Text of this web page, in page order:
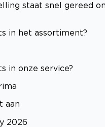
staat snel gereed
in het assortiment?
in onze service?
aan
2026